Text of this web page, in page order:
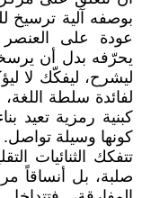
بوصفه آلية ترسيخ
عودة على
يحرّفه بدل أن
ليشرح، ليفكّك لا
لفائدة سلطة
كبنية رمزية تعيد
كونها وسيلة تواصل.
تتفكك الثنائيات
صلبة، بل أنساقاً